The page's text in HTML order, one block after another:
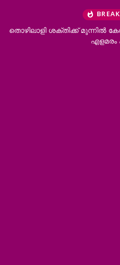
തൊഴിലാളി ശക്തിക്ക് മുന്നിൽ
എളമരം